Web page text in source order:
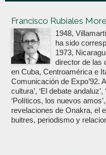
Francisco Rubiales
1948,
ha sido
1973,
director de las
en Cuba, Centroamérica e
Comunicación de Expo’92.
cultura’, ‘El debate
‘Políticos, los nuevos
revelaciones de Onakra, el
buitres, periodismo y